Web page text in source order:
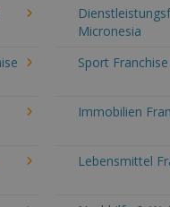
Micronesia
Sport
Immobilien
Lebensmittel